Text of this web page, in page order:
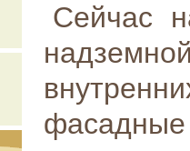
Сейчас